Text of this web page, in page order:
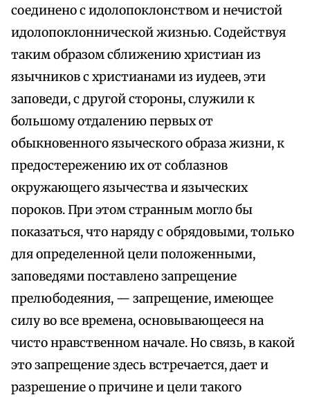
соединено с идолопоклонством и нечистой
идолопоклоннической жизнью. Содействуя
таким образом сближению христиан из
язычников с христианами из иудеев, эти
заповеди, с другой стороны, служили к
большому отдалению первых от
обыкновенного языческого образа жизни, к
предостережению их от соблазнов
окружающего язычества и языческих
пороков. При этом странным могло бы
показаться, что наряду с обрядовыми, только
для определенной цели положенными,
заповедями поставлено запрещение
прелюбодеяния, — запрещение, имеющее
силу во все времена, основывающееся на
чисто нравственном начале. Но связь, в какой
это запрещение здесь встречается, дает и
разрешение о причине и цели такого